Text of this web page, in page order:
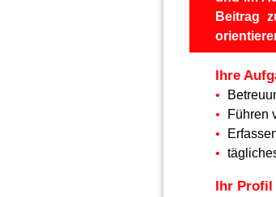
Beitrag
Ihre
Führen
Ihr Profil